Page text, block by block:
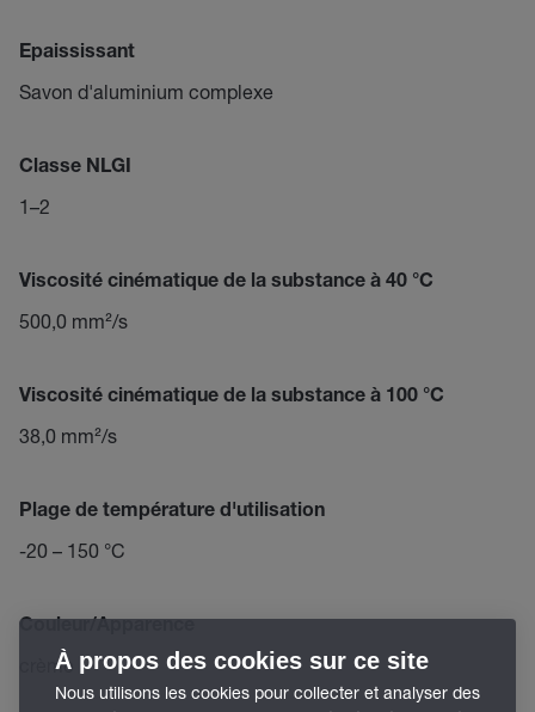
Epaississant
Savon d'aluminium complexe
Classe NLGI
1–2
Viscosité cinématique de la substance à 40 °C
500,0 mm²/s
Viscosité cinématique de la substance à 100 °C
38,0 mm²/s
Plage de température d'utilisation
-20 – 150 °C
Couleur/Apparence
crèmeÀ propos des cookies sur ce site
Nous utilisons les cookies pour collecter et analyser des